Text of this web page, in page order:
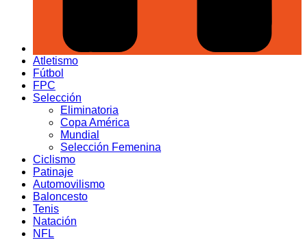
Atletismo
Fútbol
FPC
Selección
Eliminatoria
Copa América
Mundial
Selección Femenina
Ciclismo
Patinaje
Automovilismo
Baloncesto
Tenis
Natación
NFL